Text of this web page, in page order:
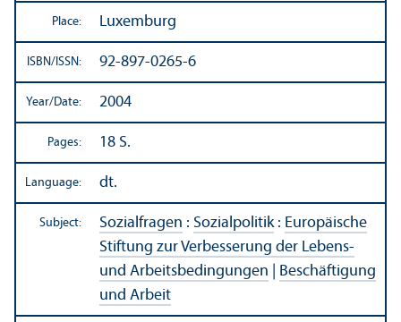
Place: Luxemburg
ISBN/ISSN: 92-897-0265-6
Year/Date: 2004
Pages: 18 S.
Language: dt.
Subject: Sozialfragen : Sozialpolitik: Europäische
Stiftung zur Verbesserung der Lebens-
und Arbeitsbedingungen
Beschäftigung
und Arbeit